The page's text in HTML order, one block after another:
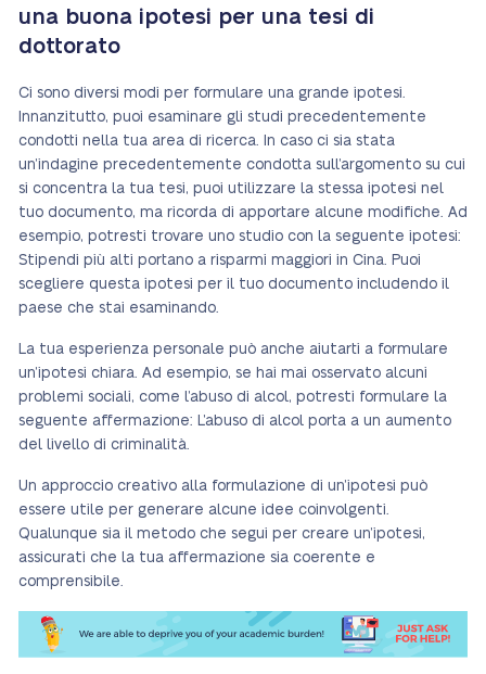
una buona ipotesi per una tesi di
dottorato
Ci sono diversi modi per formulare una grande ipotesi.
Innanzitutto, puoi esaminare gli studi precedentemente
condotti nella tua area di ricerca. In caso ci sia stata
un’indagine precedentemente condotta sull’argomento su cui
si concentra la tua tesi, puoi utilizzare la stessa ipotesi nel
tuo documento, ma ricorda di apportare alcune modifiche. Ad
esempio, potresti trovare uno studio con la seguente ipotesi:
Stipendi più alti portano a risparmi maggiori in Cina. Puoi
scegliere questa ipotesi per il tuo documento includendo il
paese che stai esaminando.
La tua esperienza personale può anche aiutarti a formulare
un’ipotesi chiara. Ad esempio, se hai mai osservato alcuni
problemi sociali, come l’abuso di alcol, potresti formulare la
seguente affermazione: L’abuso di alcol porta a un aumento
del livello di criminalità.
Un approccio creativo alla formulazione di un’ipotesi può
essere utile per generare alcune idee coinvolgenti.
Qualunque sia il metodo che segui per creare un’ipotesi,
assicurati che la tua affermazione sia coerente e
comprensibile.